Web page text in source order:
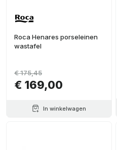
Roca Henares porseleinen
wastafel
€ 169,00
€ 175,45
In winkelwagen